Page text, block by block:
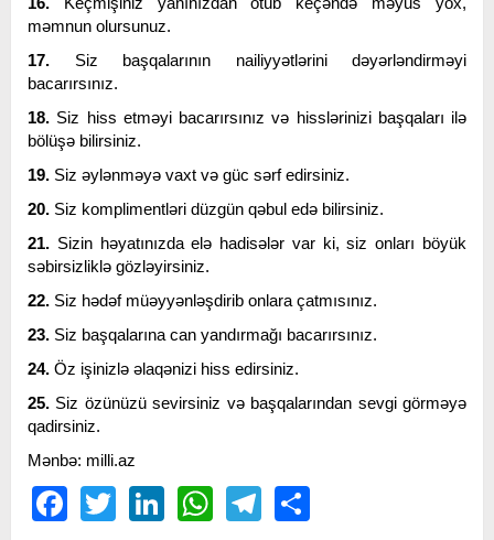
məmnun olursunuz.
17. Siz başqalarının nailiyyətlərini dəyərləndirməyi
bacarırsınız.
18. Siz hiss etməyi bacarırsınız və hisslərinizi başqaları ilə
bölüşə bilirsiniz.
19. Siz əylənməyə vaxt və güc sərf edirsiniz.
20. Siz komplimentləri düzgün qəbul edə bilirsiniz.
21. Sizin həyatınızda elə hadisələr var ki, siz onları böyük
səbirsizliklə gözləyirsiniz.
22. Siz hədəf müəyyənləşdirib onlara çatmısınız.
23. Siz başqalarına can yandırmağı bacarırsınız.
24. Öz işinizlə əlaqənizi hiss edirsiniz.
25. Siz özünüzü sevirsiniz və başqalarından sevgi görməyə
qadirsiniz.
Mənbə: milli.az
FacebookTwitter LinkedIn WhatsAppTelegram